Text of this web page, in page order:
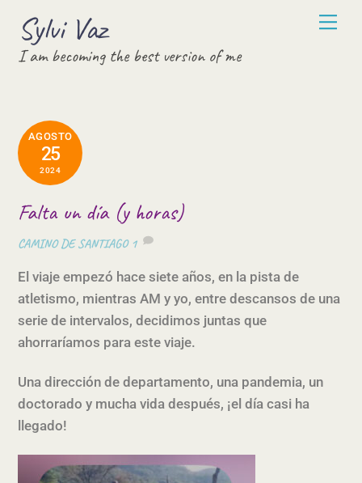
content
Sylvi Vaz
I am becoming the best version of me
AGOSTO
25
2024
Falta un día (y horas)
CAMINO DE SANTIAGO 1
El viaje empezó hace siete años, en la pista de
atletismo, mientras AM y yo, entre descansos de una
serie de intervalos, decidimos juntas que
ahorraríamos para este viaje.
Una dirección de departamento, una pandemia, un
doctorado y mucha vida después, ¡el día casi ha
llegado!